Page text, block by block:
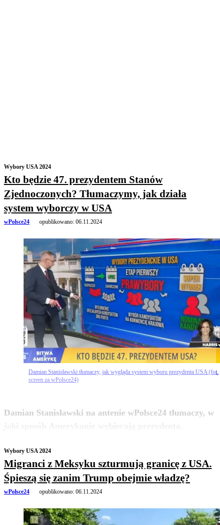
Wybory USA 2024
Kto będzie 47. prezydentem Stanów
Zjednoczonych? Tłumaczymy, jak działa
system wyborczy w USA
wPolsce24 opublikowano: 06.11.2024
Damian Stanisławski tłumaczy, jak wygląda system wyboru prezydenta USA (fot.
screen za wPolsce24)
Damian Stanisławski na antenie wPolsce24 tłumaczy, w
jaki sposób Amerykanie wybierają prezydenta.
zobacz więcej
Wybory USA 2024
Migranci z Meksyku szturmują granicę z USA.
Śpieszą się zanim Trump obejmie władzę?
wPolsce24 opublikowano: 06.11.2024